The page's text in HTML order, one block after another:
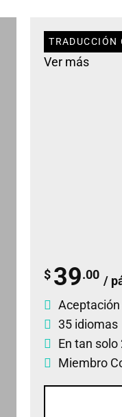
TRADUCCIÓN
Ver más
$ 39.00 /
Aceptación
35 idiomas
En tan solo
Miembro